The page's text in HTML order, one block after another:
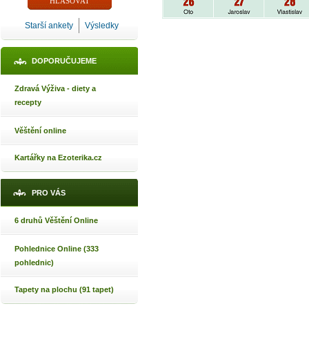
Starší ankety Výsledky
DOPORUČUJEME
Zdravá Výživa - diety a
recepty
Věštění online
Kartářky na Ezoterika.cz
PRO VÁS
6 druhů Věštění Online
Pohlednice Online (333
pohlednic)
Tapety na plochu (91 tapet)